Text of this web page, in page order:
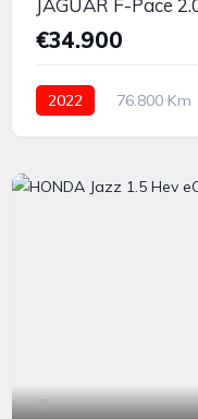
€34.900
2022 76.800 Km